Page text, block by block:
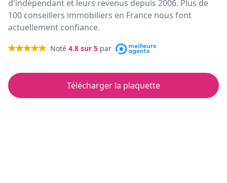
d'indépendant et leurs revenus depuis 2006. Plus de
100 conseillers immobiliers en France nous font
actuellement confiance.
Noté 4.8 sur 5 par
Télécharger la plaquette